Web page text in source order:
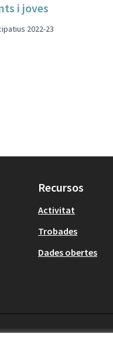
i joves
2022-23
Recursos
Activitat
Trobades
Dades obertes